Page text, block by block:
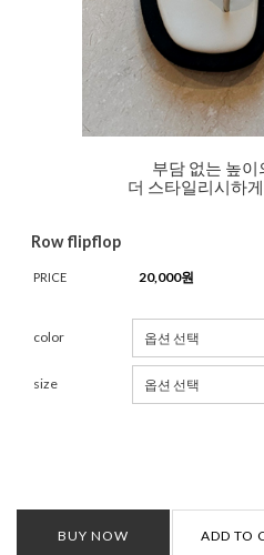
부담 없는 높이
더 스타일리시하
Row flipflop
PRICE 20,000원
color
size
BUY NOW ADD TO